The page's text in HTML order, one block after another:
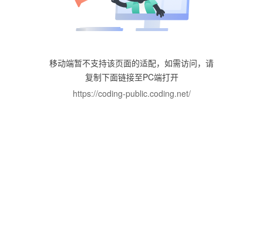
移动端暂不支持该页面的适配，如需访问，请
复制下面链接至PC端打开
https://coding-public.coding.net/